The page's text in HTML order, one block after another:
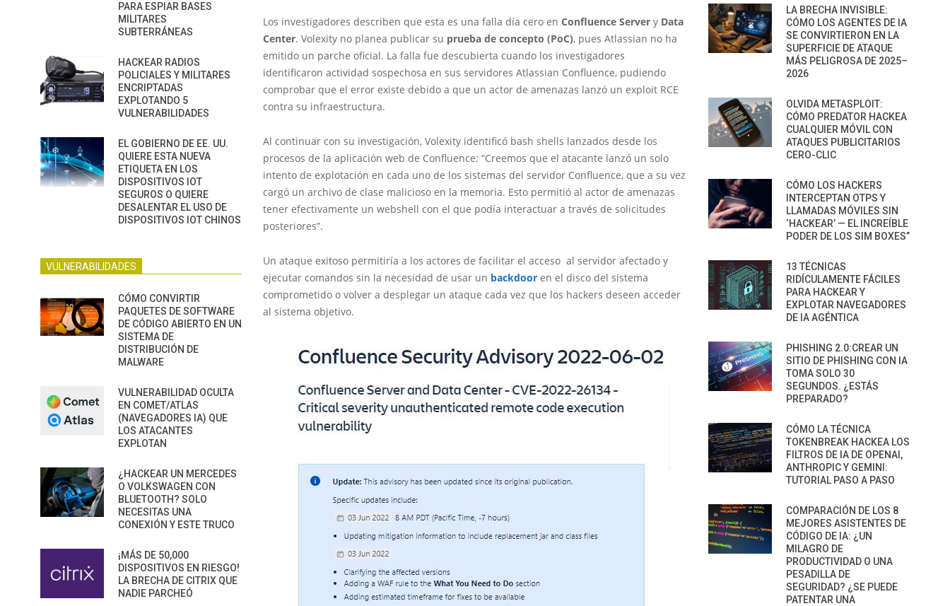
Los investigadores describen que esta es una falla día cero en Confluence Server y Data
Center. Volexity no planea publicar su prueba de concepto (PoC), pues Atlassian no ha
emitido un parche oficial. La falla fue descubierta cuando los investigadores
identificaron actividad sospechosa en sus servidores Atlassian Confluence, pudiendo
comprobar que el error existe debido a que un actor de amenazas lanzó un exploit RCE
contra su infraestructura.
Al continuar con su investigación, Volexity identificó bash shells lanzados desde los
procesos de la aplicación web de Confluence: “Creemos que el atacante lanzó un solo
intento de explotación en cada uno de los sistemas del servidor Confluence, que a su vez
cargó un archivo de clase malicioso en la memoria. Esto permitió al actor de amenazas
tener efectivamente un webshell con el que podía interactuar a través de solicitudes
posteriores”.
Un ataque exitoso permitiría a los actores de facilitar el acceso al servidor afectado y
ejecutar comandos sin la necesidad de usar un backdoor en el disco del sistema
comprometido o volver a desplegar un ataque cada vez que los hackers deseen acceder
al sistema objetivo.
PARA ESPIAR BASES
MILITARES
SUBTERRÁNEAS
HACKEAR RADIOS
POLICIALES Y MILITARES
ENCRIPTADAS
EXPLOTANDO 5
VULNERABILIDADES
EL GOBIERNO DE EE. UU.
QUIERE ESTA NUEVA
ETIQUETA EN LOS
DISPOSITIVOS IOT
SEGUROS O QUIERE
DESALENTAR EL USO DE
DISPOSITIVOS IOT CHINOS
VULNERABILIDADES
CÓMO CONVIRTIR
PAQUETES DE SOFTWARE
DE CÓDIGO ABIERTO EN UN
SISTEMA DE
DISTRIBUCIÓN DE
MALWARE
VULNERABILIDAD OCULTA
EN COMET/ATLAS
(NAVEGADORES IA) QUE
LOS ATACANTES
EXPLOTAN
¿HACKEAR UN MERCEDES
O VOLKSWAGEN CON
BLUETOOTH? SOLO
NECESITAS UNA
CONEXIÓN Y ESTE TRUCO
¡MÁS DE 50,000
DISPOSITIVOS EN RIESGO!
LA BRECHA DE CITRIX QUE
NADIE PARCHEÓ
LA BRECHA INVISIBLE:
CÓMO LOS AGENTES DE IA
SE CONVIRTIERON EN LA
SUPERFICIE DE ATAQUE
MÁS PELIGROSA DE 2025–
2026
OLVIDA METASPLOIT:
CÓMO PREDATOR HACKEA
CUALQUIER MÓVIL CON
ATAQUES PUBLICITARIOS
CERO-CLIC
CÓMO LOS HACKERS
INTERCEPTAN OTPS Y
LLAMADAS MÓVILES SIN
‘HACKEAR’ — EL INCREÍBLE
PODER DE LOS SIM BOXES”
13 TÉCNICAS
RIDÍCULAMENTE FÁCILES
PARA HACKEAR Y
EXPLOTAR NAVEGADORES
DE IA AGÉNTICA
PHISHING 2.0:CREAR UN
SITIO DE PHISHING CON IA
TOMA SOLO 30
SEGUNDOS. ¿ESTÁS
PREPARADO?
CÓMO LA TÉCNICA
TOKENBREAK HACKEA LOS
FILTROS DE IA DE OPENAI,
ANTHROPIC Y GEMINI:
TUTORIAL PASO A PASO
COMPARACIÓN DE LOS 8
MEJORES ASISTENTES DE
CÓDIGO DE IA: ¿UN
MILAGRO DE
PRODUCTIVIDAD O UNA
PESADILLA DE
SEGURIDAD? ¿SE PUEDE
PATENTAR UNA